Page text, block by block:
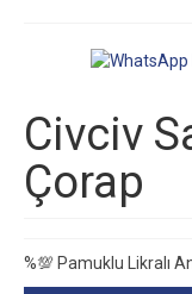
Hakkımızda
Mağaza
Civciv
Çorap
%💯 Pamuklu Likralı